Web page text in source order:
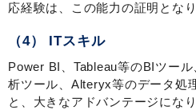
応経験は、この能力の証明となり
（4） ITスキル
Power BI、Tableau等のBIツー
析ツール、Alteryx等のデータ処
と、大きなアドバンテージにな